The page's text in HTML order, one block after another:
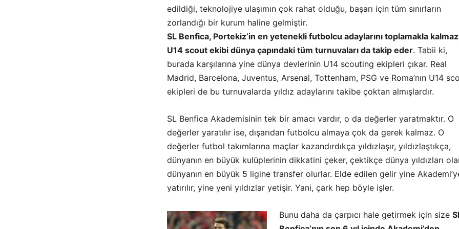
edildiği, teknolojiye ulaşımın çok rahat olduğu, başarı için tüm sınırların
zorlandığı bir kurum haline gelmiştir.
SL Benfica, Portekiz’in en yetenekli futbolcu adaylarını toplamakla
U14 scout ekibi dünya çapındaki tüm turnuvaları da takip eder. Tabii ki,
burada karşılarına yine dünya devlerinin U14 scouting ekipleri çıkar. Real
Madrid, Barcelona, Juventus, Arsenal, Tottenham, PSG ve Roma’nın U14
ekipleri de bu turnuvalarda yıldız adaylarını takibe çoktan almışlardır.
SL Benfica Akademisinin tek bir amacı vardır, o da değerler yaratmaktır. O
değerler yaratılır ise, dışarıdan futbolcu almaya çok da gerek kalmaz. O
değerler futbol takımlarına maçlar kazandırdıkça yıldızlaşır, yıldızlaştıkça,
dünyanın en büyük kulüplerinin dikkatini çeker, çektikçe dünya yıldızları
dünyanın en büyük 5 ligine transfer olurlar. Elde edilen gelir yine
yatırılır, yine yeni yıldızlar yetişir. Yani, çark hep böyle işler.
Bunu daha da çarpıcı hale getirmek için size